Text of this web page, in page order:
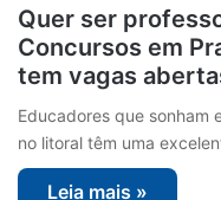
Quer ser
Concursos em
tem vagas
Educadores que sonham
no litoral têm uma
Leia mais »